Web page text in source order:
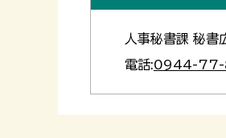
人事秘書課 秘書
電話:0944-